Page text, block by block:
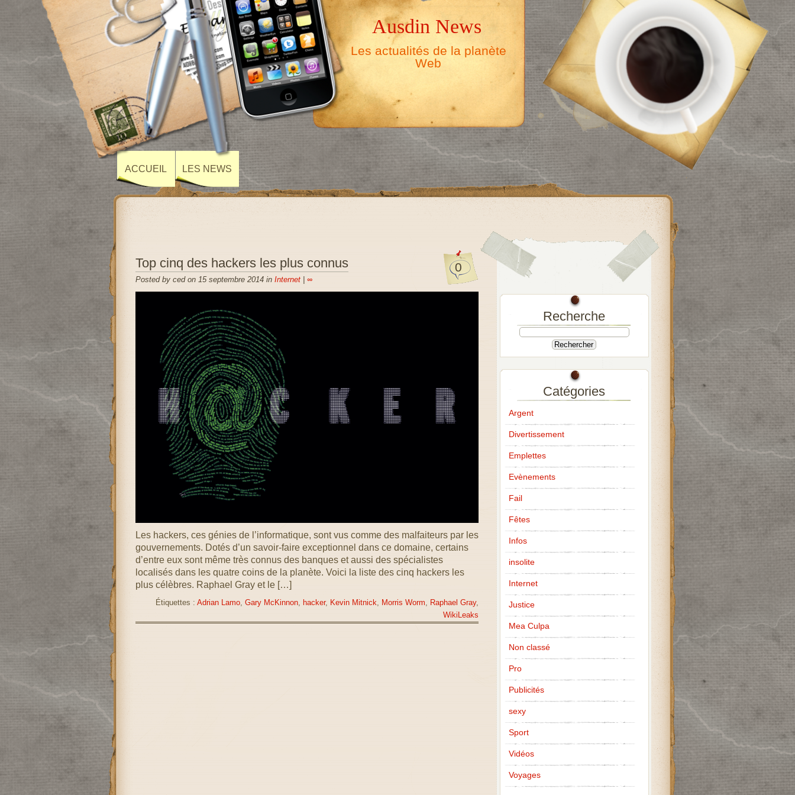
Ausdin News
Les actualités de la planète
Web
ACCUEIL LES NEWS
0
Top cinq des hackers les plus connus
Posted by ced on 15 septembre 2014 in Internet| ∞
Les hackers, ces génies de l’informatique, sont vus comme des malfaiteurs par les
gouvernements. Dotés d’un savoir-faire exceptionnel dans ce domaine, certains
d’entre eux sont même très connus des banques et aussi des spécialistes
localisés dans les quatre coins de la planète. Voici la liste des cinq hackers les
plus célèbres. Raphael Gray et le […]
Étiquettes : Adrian Lamo, Gary McKinnon, hacker, Kevin Mitnick, Morris Worm, Raphael Gray,
WikiLeaks
Recherche
Catégories
Argent
Divertissement
Emplettes
Evènements
Fail
Fêtes
Infos
insolite
Internet
Justice
Mea Culpa
Non classé
Pro
Publicités
sexy
Sport
Vidéos
Voyages